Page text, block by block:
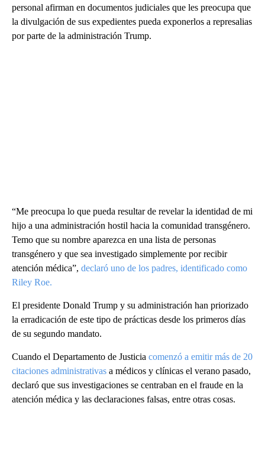
personal afirman en documentos judiciales que les preocupa que
la divulgación de sus expedientes pueda exponerlos a represalias
por parte de la administración Trump.
“Me preocupa lo que pueda resultar de revelar la identidad de mi
hijo a una administración hostil hacia la comunidad transgénero.
Temo que su nombre aparezca en una lista de personas
transgénero y que sea investigado simplemente por recibir
atención médica”, declaró uno de los padres, identificado como
Riley Roe.
El presidente Donald Trump y su administración han priorizado
la erradicación de este tipo de prácticas desde los primeros días
de su segundo mandato.
Cuando el Departamento de Justicia comenzó a emitir más de 20
citaciones administrativas a médicos y clínicas el verano pasado,
declaró que sus investigaciones se centraban en el fraude en la
atención médica y las declaraciones falsas, entre otras cosas.